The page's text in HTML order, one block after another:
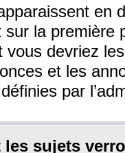
en
sur la première
vous devriez
et les
par
les sujets